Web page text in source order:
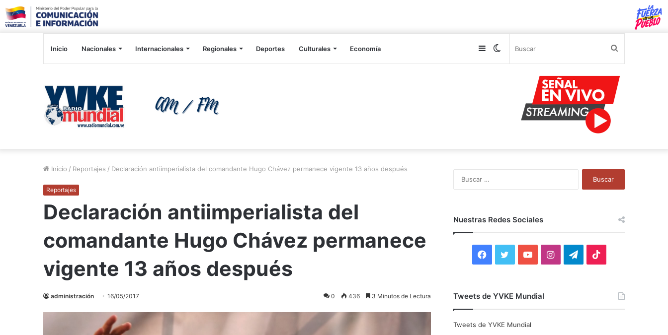
Inicio Nacionales Internacionales Regionales Deportes Culturales Economía Switch
Sidebar
Inicio / Reportajes / Declaración antiimperialista del comandante Hugo Chávez permanece vigente 13 años después
Reportajes
Declaración antiimperialista del
comandante Hugo Chávez permanece
vigente 13 años después
administración 16/05/2017 0 436 3 Minutos de Lectura
Nuestras Redes Sociales
F
c
i
Y
u
I
T
Tweets de YVKE Mundial
Tweets de YVKE Mundial